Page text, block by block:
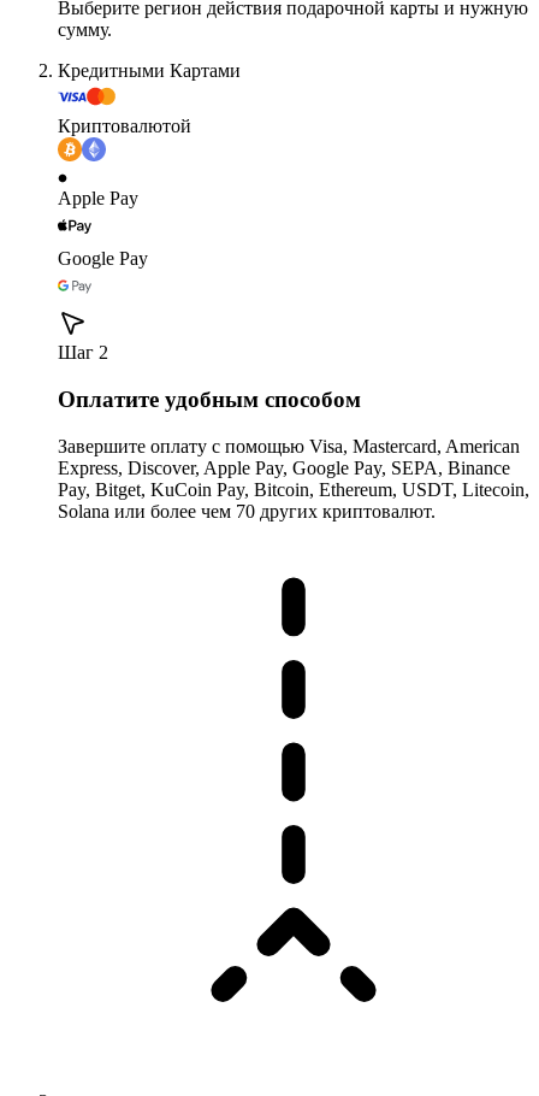
Выберите регион действия подарочной карты и нужную
сумму.
Кредитными Картами
Криптовалютой
Apple Pay
Google Pay
Шаг 2
Оплатите удобным способом
Завершите оплату с помощью Visa, Mastercard, American
Express, Discover, Apple Pay, Google Pay, SEPA, Binance
Pay, Bitget, KuCoin Pay, Bitcoin, Ethereum, USDT, Litecoin,
Solana или более чем 70 других криптовалют.